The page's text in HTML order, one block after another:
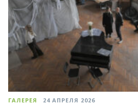
ГАЛЕРЕЯ 24 АПРЕЛЯ 2026